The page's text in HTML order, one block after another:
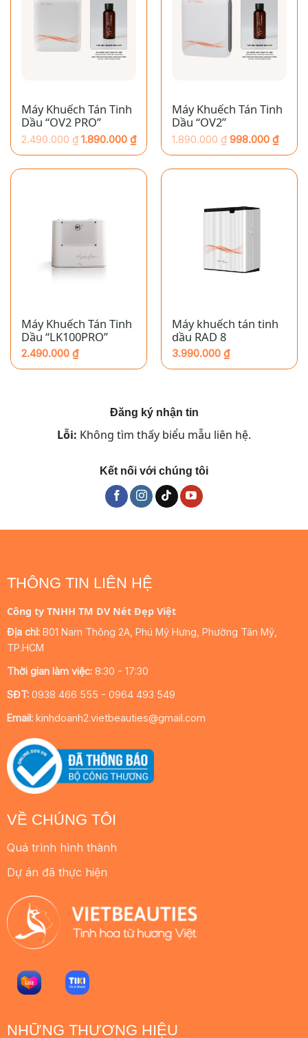
Máy Khuếch Tán Tinh
Dầu “OV2 PRO”
2.490.000 ₫
gốc
2.490.000 ₫.
1.890.000 ₫
hiện
là:
Máy Khuếch Tán Tinh
Dầu “OV2”
1.890.000 ₫
gốc
1.890.000 ₫.
998.000 ₫
hiện
là:
Máy Khuếch Tán Tinh
Dầu “LK100PRO”
2.490.000 ₫
Máy khuếch tán tinh
dầu RAD 8
3.990.000 ₫
Đăng ký nhận tin
Lỗi: Không tìm thấy biểu mẫu liên hệ.
Kết nối với chúng tôi
VỀ CHÚNG TÔI
Quá trình hình thành
Dự án đã thực hiện
NHỮNG THƯƠNG HIỆU
THÔNG TIN LIÊN HỆ
Công ty TNHH TM DV Nét Đẹp Việt
Địa chỉ: B01 Nam Thông 2A, Phú Mỹ Hưng, Phường Tân Mỹ,
TP.HCM
Thời gian làm việc:8:30 - 17:30
SĐT:0938 466 555 - 0964 493 549
Email:kinhdoanh2.vietbeauties@gmail.com